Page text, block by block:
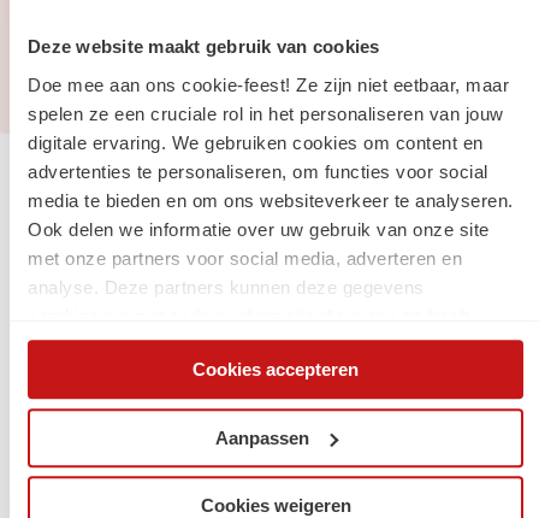
Deze website maakt gebruik van cookies
Doe mee aan ons cookie-feest! Ze zijn niet eetbaar, maar
spelen ze een cruciale rol in het personaliseren van jouw
digitale ervaring. We gebruiken cookies om content en
advertenties te personaliseren, om functies voor social
media te bieden en om ons websiteverkeer te analyseren.
Ook delen we informatie over uw gebruik van onze site
met onze partners voor social media, adverteren en
analyse. Deze partners kunnen deze gegevens
verstrekt of die ze hebben verzameld op basis van uw
gebruik van hun services. Via de cookieverklaring op onze
website kunt u uw toestemming op elk moment wijzigen of
Cookies accepteren
Aanpassen
Cookies weigeren
Jouw carrière
Start met een digital traineeship
Login Mijn SchaalX
Voor opdrachtgevers